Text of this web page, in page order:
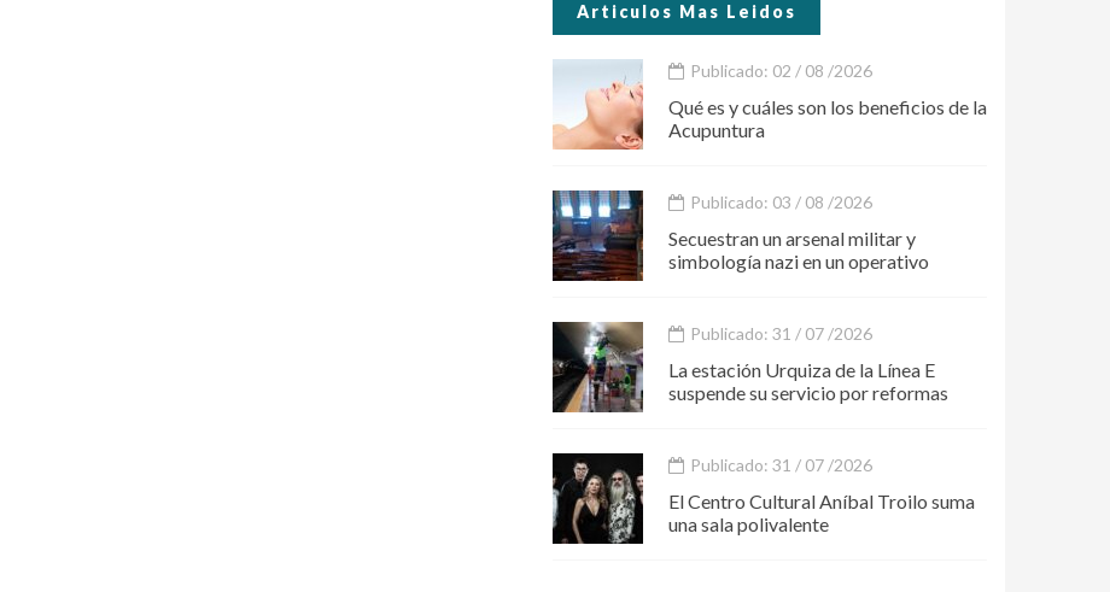
Articulos Mas Leidos
Publicado: 02 / 08 /2026
Qué es y cuáles son los beneficios de la
Acupuntura
Publicado: 03 / 08 /2026
Secuestran un arsenal militar y
simbología nazi en un operativo
Publicado: 31 / 07 /2026
La estación Urquiza de la Línea E
suspende su servicio por reformas
Publicado: 31 / 07 /2026
El Centro Cultural Aníbal Troilo suma
una sala polivalente